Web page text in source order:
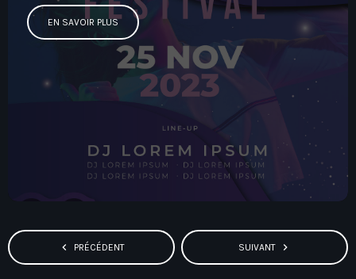
EN SAVOIR PLUS
navigate_before PRÉCÉDENT SUIVANT navigate_next